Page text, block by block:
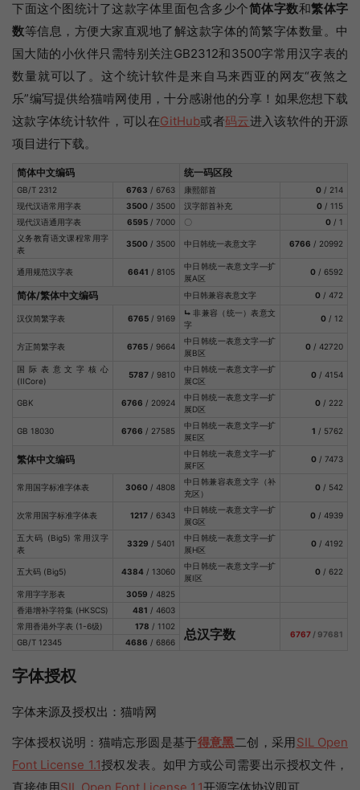
下面这个图统计了这款字体里面包含多少个简体字数和繁体字
数等信息，方便大家直观地了解这款字体的简繁字体数量。中
国大陆的小伙伴只需特别关注GB2312和3500字常用汉字表的
数量就可以了。这个统计软件是来自马来西亚的网友“夜煞之
乐”编写提供给猫啃网使用，十分感谢他的分享！如果您想下载
这款字体统计软件，可以在GitHub或者码云进入该软件的开源
项目进行下载。
简体中文编码 统一码区段
GB/T 2312 6763 / 6763 康熙部首 0 / 214
现代汉语常用字表
3500 / 3500 汉字部首补充 0 / 115
现代汉语通用字表
6595 / 7000 〇 0 / 1
义务教育语文课程常用字
表
3500 / 3500 中日韩统一表意文字 6766 / 20992
通用规范汉字表 6641 / 8105
中日韩统一表意文字—扩
展A区
0 / 6592
简体/繁体中文编码 中日韩兼容表意文字 0 / 472
汉仪简繁字表 6765 / 9169
⮡ 非兼容（统一）表意文
字
0 / 12
方正简繁字表 6765 / 9664
中日韩统一表意文字—扩
展B区
0 / 42720
国际表意文字核心
(IICore)
5787 / 9810
中日韩统一表意文字—扩
展C区
0 / 4154
GBK 6766 / 20924
中日韩统一表意文字—扩
展D区
0 / 222
GB 18030 6766 / 27585
中日韩统一表意文字—扩
展E区
1 / 5762
繁体中文编码
中日韩统一表意文字—扩
展F区
0 / 7473
常用国字标准字体表 3060 / 4808
中日韩兼容表意文字（补
充区）
0 / 542
次常用国字标准字体表 1217 / 6343
中日韩统一表意文字—扩
展G区
0 / 4939
五大码 (Big5) 常用汉字
表
3329 / 5401
中日韩统一表意文字—扩
展H区
0 / 4192
五大码 (Big5) 4384 / 13060
中日韩统一表意文字—扩
展I区
0 / 622
常用字字形表 3059 / 4825
香港增补字符集 (HKSCS)
481 / 4603
常用香港外字表 (1-6级)
178 / 1102 总汉字数 6767 / 97681
GB/T 12345
4686 / 6866
字体授权
字体来源及授权出：猫啃网
字体授权说明：猫啃忘形圆是基于得意黑二创，采用SIL Open
Font License 1.1授权发表。如甲方或公司需要出示授权文件，